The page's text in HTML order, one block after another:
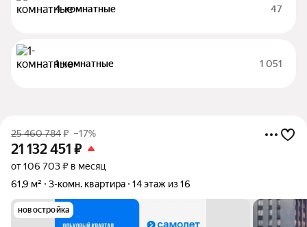
4-комнатные 47
1-комнатные 1 051
25 460 784₽ –17%
21 132 451 ₽
от 106 703 ₽ в месяц
61,9 м²
3-комн. квартира 14 этаж из 16
новостройка